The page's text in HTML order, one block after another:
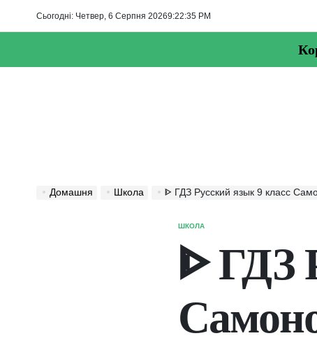
Сьогодні: Четвер, 6 Серпня 20269:22:35 PM
Домашня Школа ᐈ ГДЗ Русский язык 9 класс
ОПУБЛІКУВАТИ
ШКОЛА
ᐈ ГДЗ